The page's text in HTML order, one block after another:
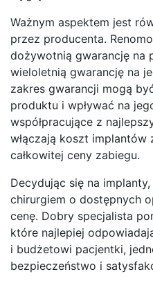
Ważnym aspektem jest
przez producenta.
dożywotnią gwarancję na
wieloletnią gwarancję na
zakres gwarancji mogą
produktu i wpływać na
współpracujące z
włączają koszt implantów
całkowitej ceny zabiegu.
Decydując się na
chirurgiem o dostępnych
cenę. Dobry specjalista
które najlepiej
i budżetowi pacjentki,
bezpieczeństwo i